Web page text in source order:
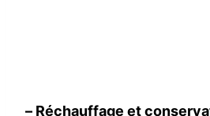
– Réchauffage et